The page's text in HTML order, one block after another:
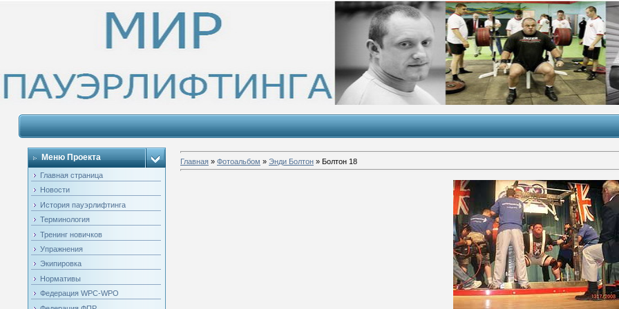
Меню Проекта
Главная страница
Новости
История пауэрлифтинга
Терминология
Тренинг новичков
Упражнения
Экипировка
Нормативы
Федерация WPC-WPO
Главная» Фотоальбом » Энди Болтон» Болтон 18